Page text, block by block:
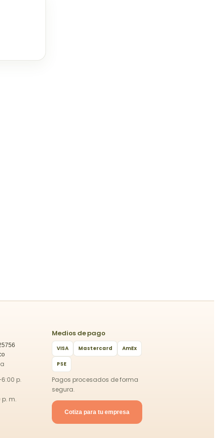
p.
p. m.
Medios de pago
VISA Mastercard AmEx
PSE
Pagos procesados de forma
segura.
Cotiza para tu empresa